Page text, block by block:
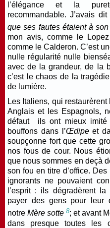
l’élégance et la
recommandable. J’avais dit
que ses fautes étaient à
mon avis, comme le
comme le Calderon. C’est
nulle régularité nulle
avec de la grandeur, de la
c’est le chaos de la
de lumière.
Les Italiens, qui
Anglais et les Espagnols,
défaut ils ont mieux imité
bouffons dans l’Œdipeet
soupçonne fort que cette
nos fous de cour. Nous
que nous sommes en deçà
son fou en titre d’office.
ignorants ne pouvaient
l’esprit : ils dégradèrent
payer des gens pour leur
notreMère sotte8; et avant
dans presque toutes les